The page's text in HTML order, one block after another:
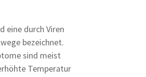
eine durch Viren
bezeichnet.
sind meist
Temperatur